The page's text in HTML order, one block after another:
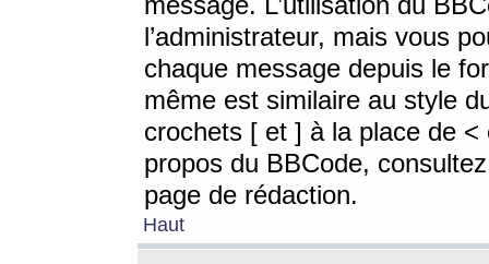
l’administrateur, mais vous
chaque message depuis le
même est similaire au style
crochets [ et ] à la place de <
propos du BBCode,
page de rédaction.
Haut